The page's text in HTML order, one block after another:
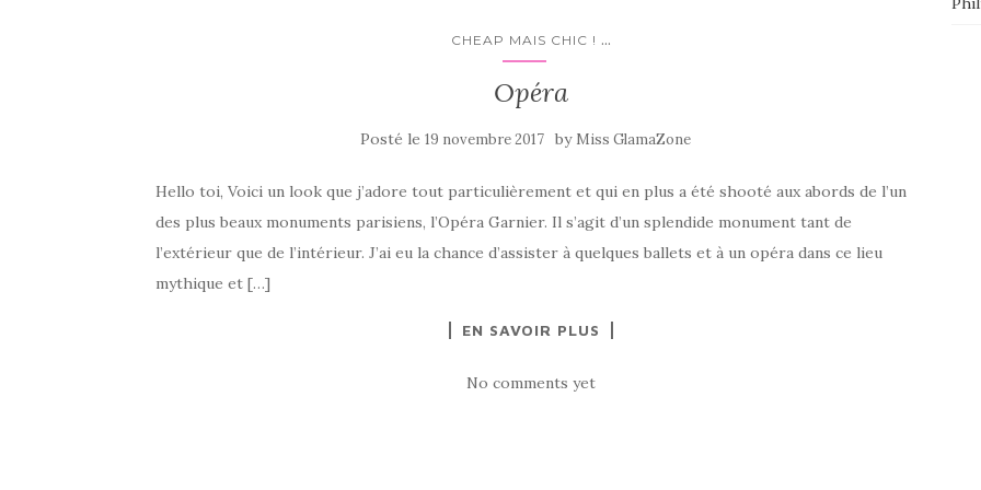
CHEAP MAIS CHIC ! ...
Opéra
Posté le19 novembre 2017 by Miss GlamaZone
Hello toi, Voici un look que j’adore tout particulièrement et qui en plus a été shooté aux abords de l’un
des plus beaux monuments parisiens, l’Opéra Garnier. Il s’agit d’un splendide monument tant de
l’extérieur que de l’intérieur. J’ai eu la chance d’assister à quelques ballets et à un opéra dans ce lieu
mythique et […]
EN SAVOIR PLUS
No comments yet